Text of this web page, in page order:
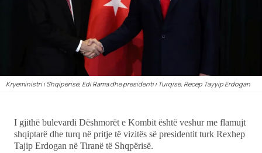
DuVideo
Kryeministri i Shqipërisë, Edi Rama dhe presidenti i Turqisë, Recep Tayyip Erdogan
I gjithë bulevardi Dëshmorët e Kombit është veshur me flamujt
shqiptarë dhe turq në pritje të vizitës së presidentit turk Rexhep
Tajip Erdogan në Tiranë të Shqpërisë.